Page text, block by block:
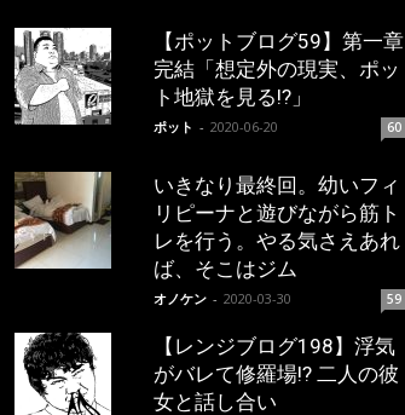
【ポットブログ59】第一章
完結「想定外の現実、ポッ
ト地獄を見る!?」
ポット - 2020-06-20 60
いきなり最終回。幼いフィ
リピーナと遊びながら筋ト
レを行う。やる気さえあれ
ば、そこはジム
オノケン - 2020-03-30 59
【レンジブログ198】浮気
がバレて修羅場!? 二人の彼
女と話し合い